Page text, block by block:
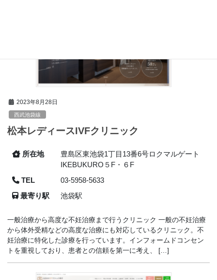
2023年8月28日
西武池袋線
松本レディースIVFクリニック
所在地
豊島区東池袋1丁目13番6号ロクマルゲート
IKEBUKURO５F・６F
TEL
03-5958-5633
最寄り駅
池袋駅
一般治療から高度な不妊治療まで行うクリニック 一般の不妊治療
から体外受精などの高度な治療にも対応しているクリニック。不
妊治療に特化した診療を行っています。インフォームドコンセン
トを重視しており、患者との信頼を第一に考え、 […]